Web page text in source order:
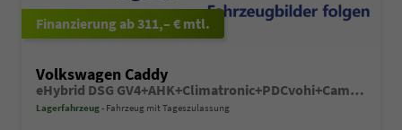
ab 311,– € mtl.
Volkswagen Caddy
eHybrid DSG GV4+AHK+Climatronic+PDCvohi+Cam+Regensens.+AppConnect
Lagerfahrzeug Fahrzeug mit Tageszulassung